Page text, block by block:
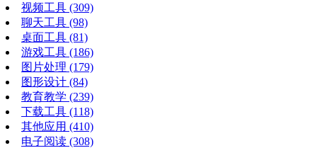
视频工具 (309)
聊天工具 (98)
桌面工具 (81)
游戏工具 (186)
图片处理 (179)
图形设计 (84)
教育教学 (239)
下载工具 (118)
其他应用 (410)
电子阅读 (308)